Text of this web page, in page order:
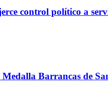
control político a
Barrancas de